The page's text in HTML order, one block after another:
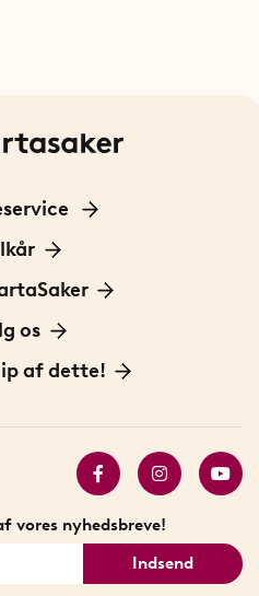
os
om cookies
os
historie
os
af dette!
produkter
vores nyhedsbreve!
Indsend